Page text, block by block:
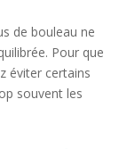
de bouleau ne
Pour que
éviter certains
souvent les